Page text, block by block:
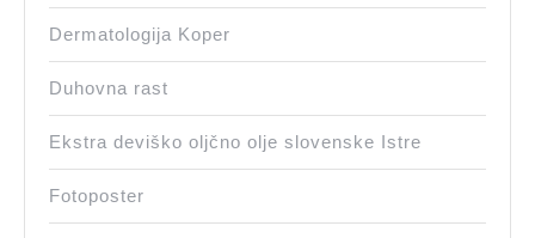
Dermatologija Koper
Duhovna rast
Ekstra deviško oljčno olje slovenske Istre
Fotoposter